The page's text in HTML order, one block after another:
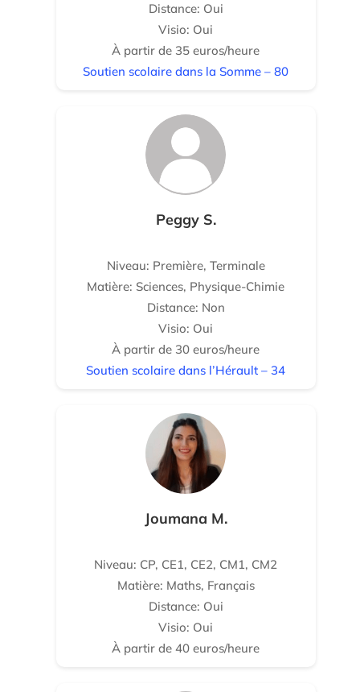
Distance: Oui
Visio: Oui
À partir de 35 euros/heure
Soutien scolaire dans la Somme – 80
Peggy S.
Niveau: Première, Terminale
Matière: Sciences, Physique-Chimie
Distance: Non
Visio: Oui
À partir de 30 euros/heure
Soutien scolaire dans l’Hérault – 34
Joumana M.
Niveau: CP, CE1, CE2, CM1, CM2
Matière: Maths, Français
Distance: Oui
Visio: Oui
À partir de 40 euros/heure